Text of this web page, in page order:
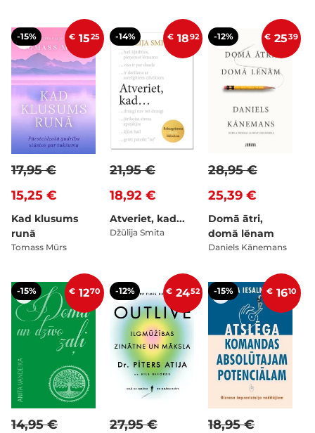
-15% € 1525
15,25 €
17,95 €
Kad klusums
runā
Tomass Mūrs
-14% € 1892
18,92 €
21,95 €
Atveriet, kad...
Džūlija Smita
-12% € 2539
25,39 €
28,95 €
Domā ātri,
domā lēnam
Daniels Kānemans
-15% € 1270
14,95 €
-12% € 2452
27,95 €
-15% € 1610
18,95 €